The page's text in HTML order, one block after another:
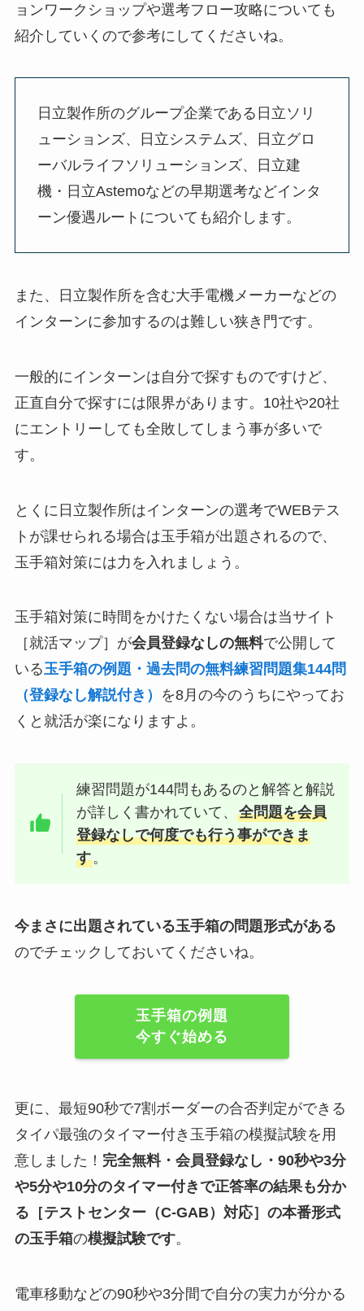
ョンワークショップや選考フロー攻略についても
紹介していくので参考にしてくださいね。
日立製作所のグループ企業である日立ソリ
ューションズ、日立システムズ、日立グロ
ーバルライフソリューションズ、日立建
機・日立Astemoなどの早期選考などインタ
ーン優遇ルートについても紹介します。
また、日立製作所を含む大手電機メーカーなどの
インターンに参加するのは難しい狭き門です。
一般的にインターンは自分で探すものですけど、
正直自分で探すには限界があります。10社や20社
にエントリーしても全敗してしまう事が多いで
す。
とくに日立製作所はインターンの選考でWEBテス
トが課せられる場合は玉手箱が出題されるので、
玉手箱対策には力を入れましょう。
玉手箱対策に時間をかけたくない場合は当サイト
［就活マップ］が会員登録なしの無料で公開して
いる玉手箱の例題・過去問の無料練習問題集144問
（登録なし解説付き）
を8月の今のうちにやってお
くと就活が楽になりますよ。
練習問題が144問もあるのと解答と解説
が詳しく書かれていて、全問題を会員
登録なしで何度でも行う事ができま
す。
今まさに出題されている玉手箱の問題形式がある
のでチェックしておいてくださいね。
玉手箱の例題
今すぐ始める
更に、最短90秒で7割ボーダーの合否判定ができる
タイパ最強のタイマー付き玉手箱の模擬試験を用
意しました！ 完全無料・会員登録なし・90秒や3分
や5分や10分のタイマー付きで正答率の結果も分か
る ［テストセンター（C-GAB）対応］ の本番形式
の玉手箱の模擬試験です。
電車移動などの90秒や3分間で自分の実力が分かる